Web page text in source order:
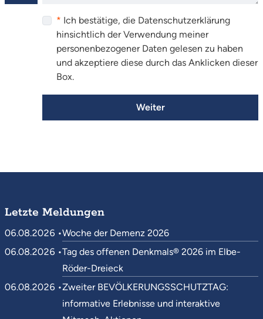
Ich bestätige, die Datenschutzerklärung
hinsichtlich der Verwendung meiner
personenbezogener Daten gelesen zu haben
und akzeptiere diese durch das Anklicken dieser
Box.
Weiter
Letzte Meldungen
06.08.2026 •Woche der Demenz 2026
06.08.2026 •Tag des offenen Denkmals® 2026 im Elbe-
Röder-Dreieck
06.08.2026 •Zweiter BEVÖLKERUNGSSCHUTZTAG:
informative Erlebnisse und interaktive